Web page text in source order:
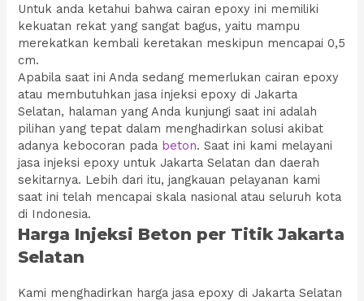
Untuk anda ketahui bahwa cairan epoxy ini memiliki
kekuatan rekat yang sangat bagus, yaitu mampu
merekatkan kembali keretakan meskipun mencapai 0,5
cm.
Apabila saat ini Anda sedang memerlukan cairan epoxy
atau membutuhkan jasa injeksi epoxy di Jakarta
Selatan, halaman yang Anda kunjungi saat ini adalah
pilihan yang tepat dalam menghadirkan solusi akibat
adanya kebocoran pada beton. Saat ini kami melayani
jasa injeksi epoxy untuk Jakarta Selatan dan daerah
sekitarnya. Lebih dari itu, jangkauan pelayanan kami
saat ini telah mencapai skala nasional atau seluruh kota
di Indonesia.
Harga Injeksi Beton per Titik Jakarta
Selatan
Kami menghadirkan harga jasa epoxy di Jakarta Selatan